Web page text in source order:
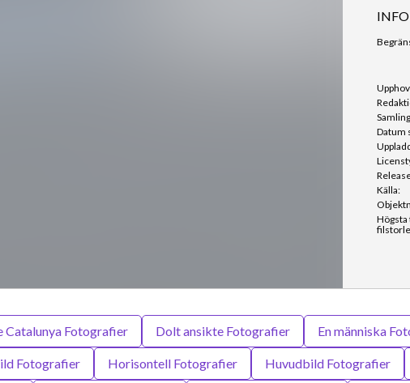
Datum
Källa:
Högsta
Catalunya Fotografier Dolt ansikte Fotografier En människa
Fotografier Horisontell Fotografier Huvudbild Fotografier